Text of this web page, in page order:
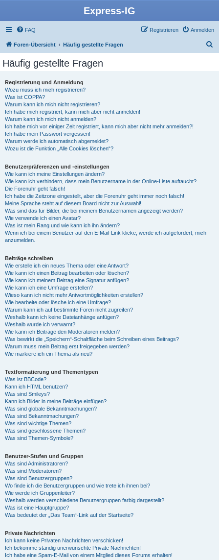
Express-IG
FAQ Anmelden
Registrieren
Foren-Übersicht Häufig gestellte Fragen
Häufig gestellte Fragen
Registrierung und Anmeldung
Wozu muss ich mich registrieren?
Was ist COPPA?
Warum kann ich mich nicht registrieren?
Ich habe mich registriert, kann mich aber nicht anmelden!
Warum kann ich mich nicht anmelden?
Ich habe mich vor einiger Zeit registriert, kann mich aber nicht mehr anmelden?!
Ich habe mein Passwort vergessen!
Warum werde ich automatisch abgemeldet?
Wozu ist die Funktion „Alle Cookies löschen“?
Benutzerpräferenzen und -einstellungen
Wie kann ich meine Einstellungen ändern?
Wie kann ich verhindern, dass mein Benutzername in der Online-Liste auftaucht?
Die Forenuhr geht falsch!
Ich habe die Zeitzone eingestellt, aber die Forenuhr geht immer noch falsch!
Meine Sprache steht auf diesem Board nicht zur Auswahl!
Was sind das für Bilder, die bei meinem Benutzernamen angezeigt werden?
Wie verwende ich einen Avatar?
Was ist mein Rang und wie kann ich ihn ändern?
Wenn ich bei einem Benutzer auf den E-Mail-Link klicke, werde ich aufgefordert, mich
anzumelden.
Beiträge schreiben
Wie erstelle ich ein neues Thema oder eine Antwort?
Wie kann ich einen Beitrag bearbeiten oder löschen?
Wie kann ich meinem Beitrag eine Signatur anfügen?
Wie kann ich eine Umfrage erstellen?
Wieso kann ich nicht mehr Antwortmöglichkeiten erstellen?
Wie bearbeite oder lösche ich eine Umfrage?
Warum kann ich auf bestimmte Foren nicht zugreifen?
Weshalb kann ich keine Dateianhänge anfügen?
Weshalb wurde ich verwarnt?
Wie kann ich Beiträge den Moderatoren melden?
Was bewirkt die „Speichern“-Schaltfläche beim Schreiben eines Beitrags?
Warum muss mein Beitrag erst freigegeben werden?
Wie markiere ich ein Thema als neu?
Textformatierung und Thementypen
Was ist BBCode?
Kann ich HTML benutzen?
Was sind Smileys?
Kann ich Bilder in meine Beiträge einfügen?
Was sind globale Bekanntmachungen?
Was sind Bekanntmachungen?
Was sind wichtige Themen?
Was sind geschlossene Themen?
Was sind Themen-Symbole?
Benutzer-Stufen und Gruppen
Was sind Administratoren?
Was sind Moderatoren?
Was sind Benutzergruppen?
Wo finde ich die Benutzergruppen und wie trete ich ihnen bei?
Wie werde ich Gruppenleiter?
Weshalb werden verschiedene Benutzergruppen farbig dargestellt?
Was ist eine Hauptgruppe?
Was bedeutet der „Das Team“-Link auf der Startseite?
Private Nachrichten
Ich kann keine Privaten Nachrichten verschicken!
Ich bekomme ständig unerwünschte Private Nachrichten!
Ich habe eine Spam-E-Mail von einem Mitglied dieses Forums erhalten!